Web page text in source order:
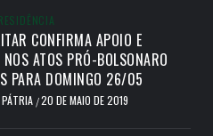
CONFIRMA APOIO E
NOS ATOS PRÓ-BOLSONARO
PARA DOMINGO 26/05
/20 DE MAIO DE 2019